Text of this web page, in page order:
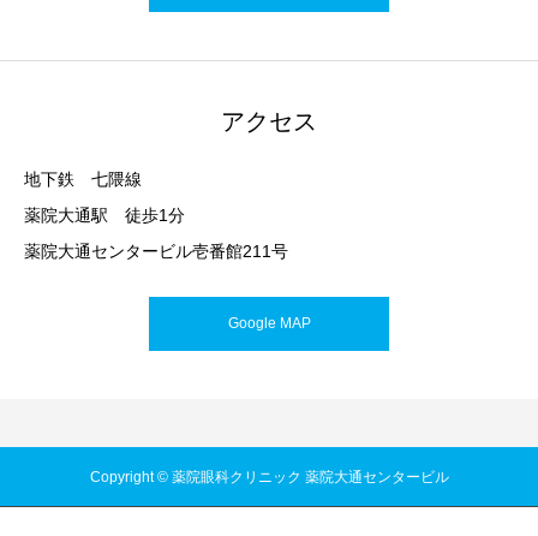
アクセス
地下鉄 七隈線
薬院大通駅 徒歩1分
薬院大通センタービル壱番館211号
Google MAP
Copyright © 薬院眼科クリニック 薬院大通センタービル